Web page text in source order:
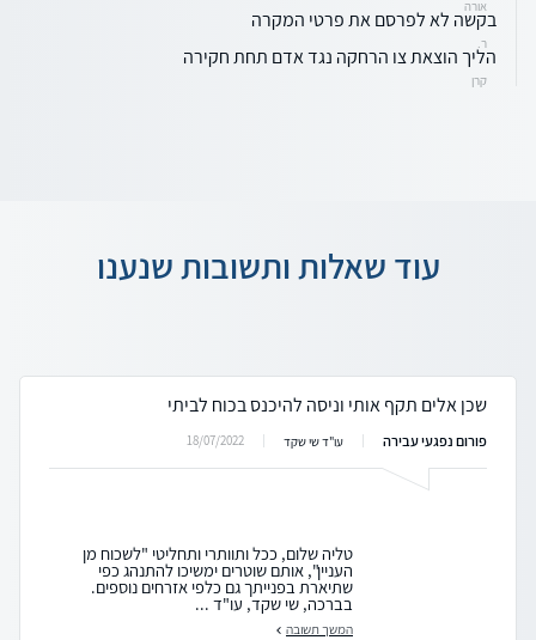
אורה
בקשה לא לפרסם את פרטי המקרה
ר.
הליך הוצאת צו הרחקה נגד אדם תחת חקירה
קרן
עוד שאלות ותשובות שנענו
שכן אלים תקף אותי וניסה להיכנס בכוח לביתי
פורום נפגעי עבירה עו"ד שי שקד 18/07/2022
טליה שלום, ככל ותוותרי ותחליטי "לשכוח מן
העניין", אותם שוטרים ימשיכו להתנהג כפי
שתיארת בפנייתך גם כלפי אזרחים נוספים.
בברכה, שי שקד, עו"ד ...
המשך תשובה